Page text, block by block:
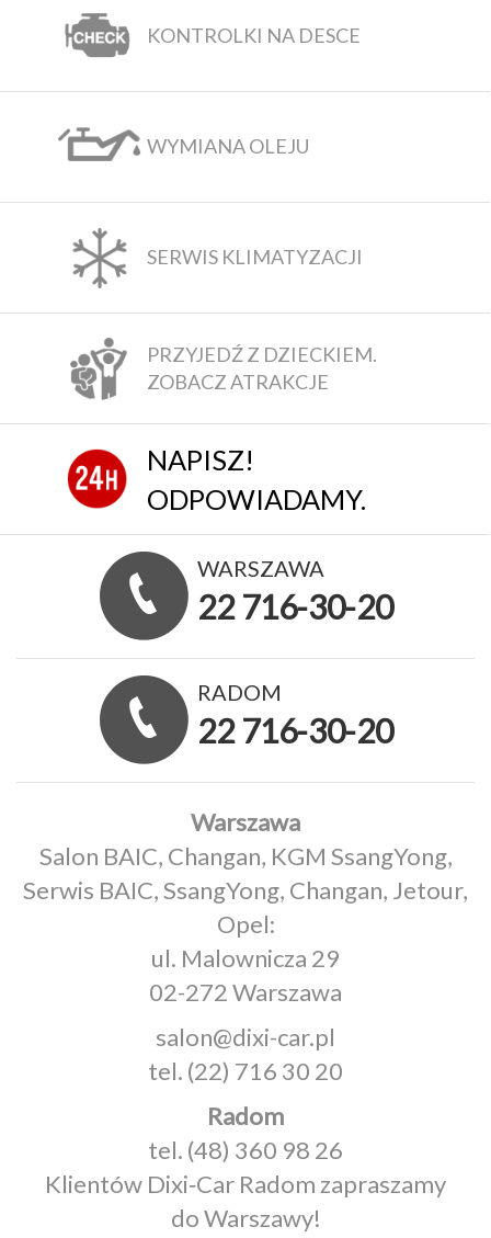
KONTROLKI NA DESCE
WYMIANA OLEJU
SERWIS KLIMATYZACJI
PRZYJEDŹ Z DZIECKIEM.
ZOBACZ ATRAKCJE
NAPISZ!
ODPOWIADAMY.
WARSZAWA
22 716-30-20
RADOM
22 716-30-20
Warszawa
Salon BAIC, Changan, KGM SsangYong,
Serwis BAIC, SsangYong, Changan, Jetour,
Opel:
ul. Malownicza 29
02-272 Warszawa
salon@dixi-car.pl
tel. (22) 716 30 20
Radom
tel. (48) 360 98 26
Klientów Dixi‑Car Radom zapraszamy
do Warszawy!